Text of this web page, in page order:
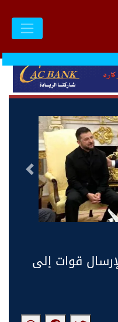
التالى
قوات إلى